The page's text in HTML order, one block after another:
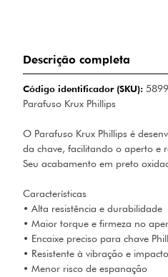
Descrição completa
Código identificador (SKU):
Parafuso Krux Phillips
O Parafuso Krux Phillips é
da chave, facilitando o aperto e
Seu acabamento em preto
Características
• Alta resistência e durabilidade
• Maior torque e firmeza no
• Encaixe preciso para chave
• Resistente à vibração e impacto
• Menor risco de espanação